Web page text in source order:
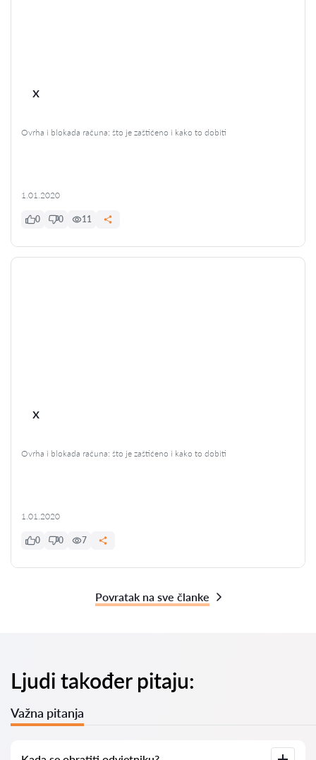
x
Ovrha i blokada računa: što je zaštićeno i kako to dobiti
1.01.2020
0 0 11
x
Ovrha i blokada računa: što je zaštićeno i kako to dobiti
1.01.2020
0 0 7
Povratak na sve članke
Ljudi također pitaju:
Važna pitanja